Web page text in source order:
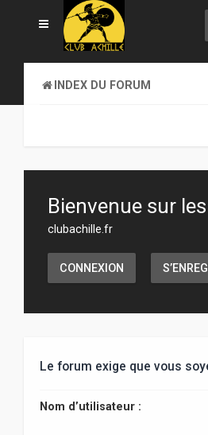
INDEX DU FORUM
Bienvenue sur
clubachille.fr
CONNEXION
Le forum exige que vous
Nom d’utilisateur :